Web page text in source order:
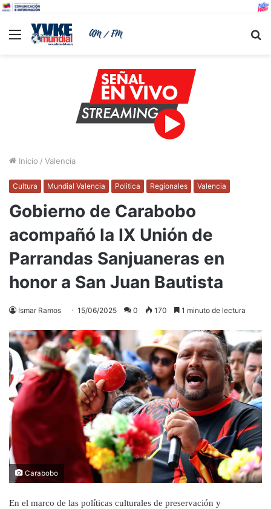
Menu
Inicio / Valencia
Cultura Mundial Valencia Politica Regionales Valencia
Gobierno de Carabobo
acompañó la IX Unión de
Parrandas Sanjuaneras en
honor a San Juan Bautista
Ismar Ramos 15/06/2025 0 170 1 minuto de lectura
Carabobo
En el marco de las políticas culturales de preservación y